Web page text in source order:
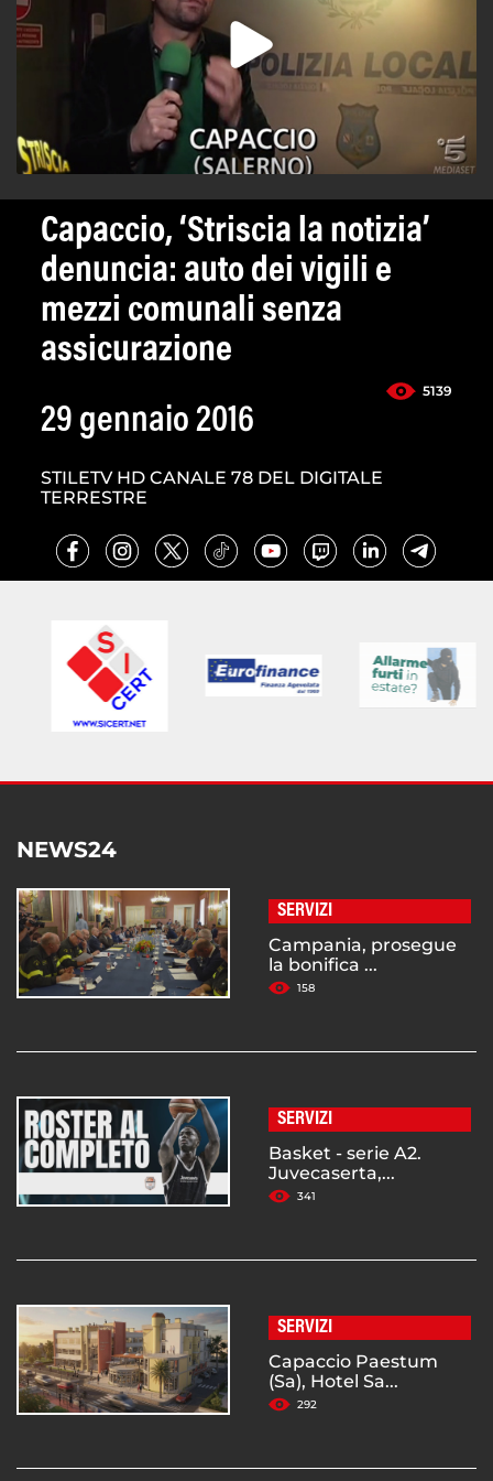
Capaccio, ‘Striscia la notizia’
denuncia: auto dei vigili e
mezzi comunali senza
assicurazione
5139
29 gennaio 2016
STILETV HD CANALE 78 DEL DIGITALE
TERRESTRE
NEWS24
SERVIZI
Campania, prosegue
la bonifica ...
158
SERVIZI
Basket - serie A2.
Juvecaserta,...
341
SERVIZI
Capaccio Paestum
(Sa), Hotel Sa...
292